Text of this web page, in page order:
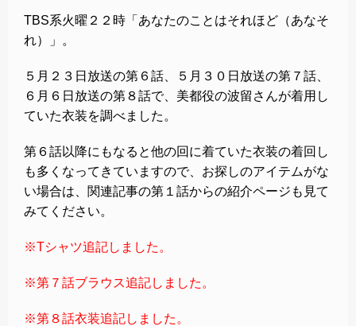
TBS系火曜２２時「あなたのことはそれほど（あなそ
れ）」。
５月２３日放送の第６話、５月３０日放送の第７話、
６月６日放送の第８話で、美都役の波留さんが着用し
ていた衣装を調べました。
第６話以降にもなると他の回に着ていた衣装の着回し
も多くなってきていますので、お探しのアイテムがな
い場合は、関連記事の第１話からの紹介ページも見て
みてください。
※Tシャツ追記しました。
※第７話ブラウス追記しました。
※第８話衣装追記しました。